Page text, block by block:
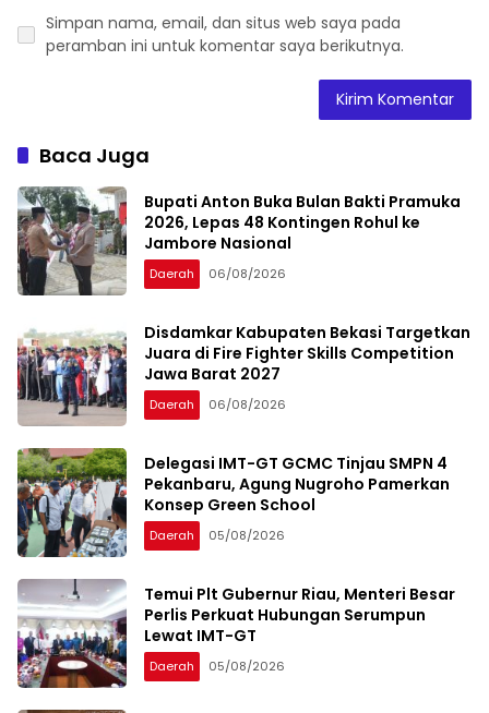
Simpan nama, email, dan situs web saya pada
peramban ini untuk komentar saya berikutnya.
Baca Juga
Bupati Anton Buka Bulan Bakti Pramuka
2026, Lepas 48 Kontingen Rohul ke
Jambore Nasional
Daerah 06/08/2026
Disdamkar Kabupaten Bekasi Targetkan
Juara di Fire Fighter Skills Competition
Jawa Barat 2027
Daerah 06/08/2026
Delegasi IMT-GT GCMC Tinjau SMPN 4
Pekanbaru, Agung Nugroho Pamerkan
Konsep Green School
Daerah 05/08/2026
Temui Plt Gubernur Riau, Menteri Besar
Perlis Perkuat Hubungan Serumpun
Lewat IMT-GT
Daerah 05/08/2026